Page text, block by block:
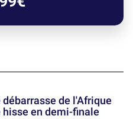
débarrasse de l'Afrique
hisse en demi-finale